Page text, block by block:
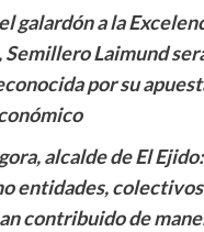
galardón a la
Laimund
por su
alcalde de El
entidades,
contribuido de